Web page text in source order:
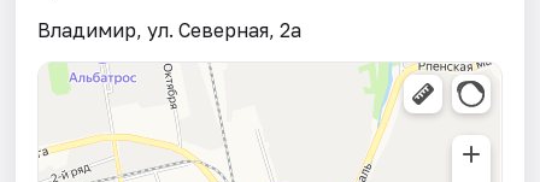
Владимир, ул. Северная, 2а